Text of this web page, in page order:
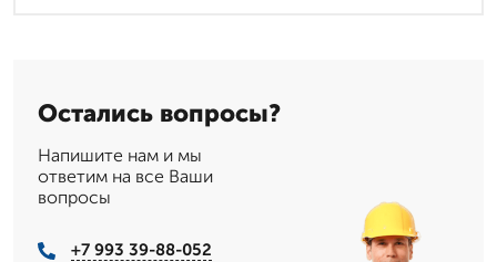
Остались вопросы?
Напишите нам и мы
ответим на все Ваши
вопросы
+7 993 39-88-052